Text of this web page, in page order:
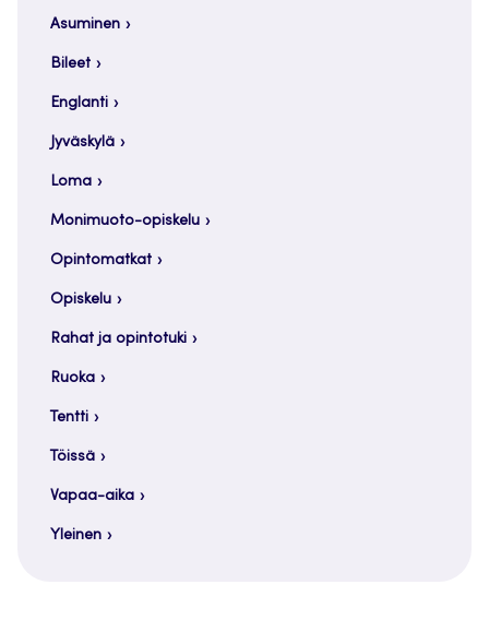
Asuminen
Bileet
Englanti
Jyväskylä
Loma
Monimuoto-opiskelu
Opintomatkat
Opiskelu
Rahat ja opintotuki
Ruoka
Tentti
Töissä
Vapaa-aika
Yleinen